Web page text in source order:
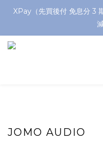
網店購滿 $250
XPay（先買後付 免息分 3
JOMO AUDIO